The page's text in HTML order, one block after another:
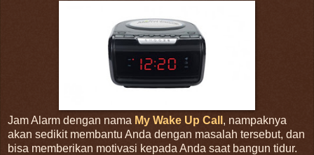
Jam Alarm dengan nama My Wake Up Call , nampaknya
akan sedikit membantu Anda dengan masalah tersebut, dan
bisa memberikan motivasi kepada Anda saat bangun tidur.